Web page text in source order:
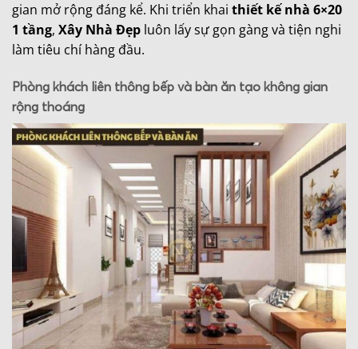
gian mở rộng đáng kể. Khi triển khai thiết kế nhà 6×20
1 tầng, Xây Nhà Đẹp luôn lấy sự gọn gàng và tiện nghi
làm tiêu chí hàng đầu.
Phòng khách liên thông bếp và bàn ăn tạo không gian
rộng thoáng